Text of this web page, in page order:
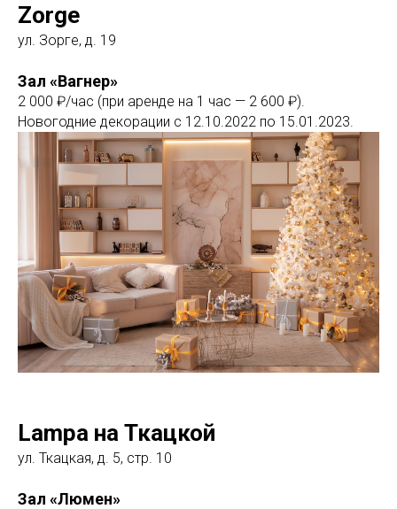
Zorge
ул. Зорге, д. 19
Зал «Вагнер»
2 000 ₽/час (при аренде на 1 час — 2 600 ₽).
Новогодние декорации с 12.10.2022 по 15.01.2023.
Lampa на Ткацкой
ул. Ткацкая, д. 5, стр. 10
Зал «Люмен»